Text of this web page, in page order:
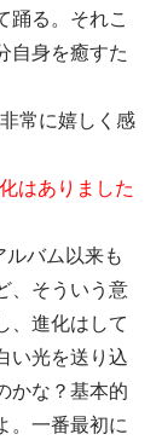
踊る。それこ
自身を癒すた
常に嬉しく感
はありました
バム以来も
、そういう意
、進化はして
い光を送り込
かな？基本的
。一番最初に